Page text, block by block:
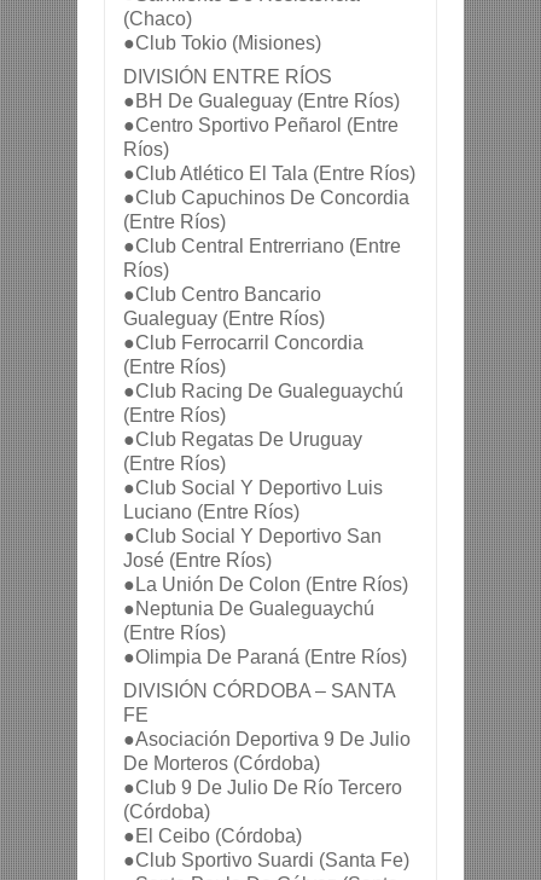
(Chaco)
●Club Tokio (Misiones)
DIVISIÓN ENTRE RÍOS
●BH De Gualeguay (Entre Ríos)
●Centro Sportivo Peñarol (Entre
Ríos)
●Club Atlético El Tala (Entre Ríos)
●Club Capuchinos De Concordia
(Entre Ríos)
●Club Central Entrerriano (Entre
Ríos)
●Club Centro Bancario
Gualeguay (Entre Ríos)
●Club Ferrocarril Concordia
(Entre Ríos)
●Club Racing De Gualeguaychú
(Entre Ríos)
●Club Regatas De Uruguay
(Entre Ríos)
●Club Social Y Deportivo Luis
Luciano (Entre Ríos)
●Club Social Y Deportivo San
José (Entre Ríos)
●La Unión De Colon (Entre Ríos)
●Neptunia De Gualeguaychú
(Entre Ríos)
●Olimpia De Paraná (Entre Ríos)
DIVISIÓN CÓRDOBA – SANTA
FE
●Asociación Deportiva 9 De Julio
De Morteros (Córdoba)
●Club 9 De Julio De Río Tercero
(Córdoba)
●El Ceibo (Córdoba)
●Club Sportivo Suardi (Santa Fe)